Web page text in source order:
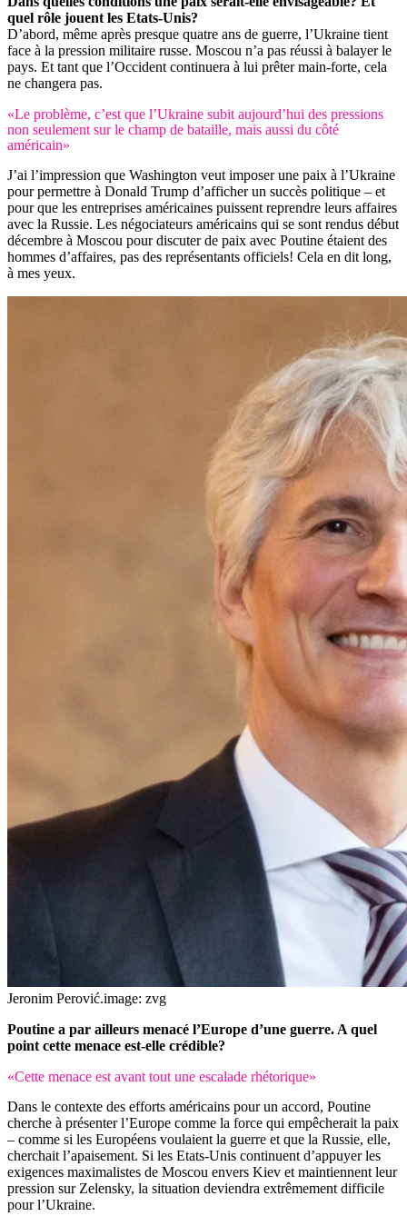
quel rôle jouent les Etats-Unis?
D’abord, même après presque quatre ans de guerre, l’Ukraine tient
face à la pression militaire russe. Moscou n’a pas réussi à balayer le
pays. Et tant que l’Occident continuera à lui prêter main-forte, cela
ne changera pas.
«Le problème, c’est que l’Ukraine subit aujourd’hui des pressions
non seulement sur le champ de bataille, mais aussi du côté
américain»
J’ai l’impression que Washington veut imposer une paix à l’Ukraine
pour permettre à Donald Trump d’afficher un succès politique – et
pour que les entreprises américaines puissent reprendre leurs affaires
avec la Russie. Les négociateurs américains qui se sont rendus début
décembre à Moscou pour discuter de paix avec Poutine étaient des
hommes d’affaires, pas des représentants officiels! Cela en dit long,
à mes yeux.
Jeronim Perović.image: zvg
Poutine a par ailleurs menacé l’Europe d’une guerre. A quel
point cette menace est-elle crédible?
«Cette menace est avant tout une escalade rhétorique»
Dans le contexte des efforts américains pour un accord, Poutine
cherche à présenter l’Europe comme la force qui empêcherait la paix
– comme si les Européens voulaient la guerre et que la Russie, elle,
cherchait l’apaisement. Si les Etats-Unis continuent d’appuyer les
exigences maximalistes de Moscou envers Kiev et maintiennent leur
pression sur Zelensky, la situation deviendra extrêmement difficile
pour l’Ukraine.